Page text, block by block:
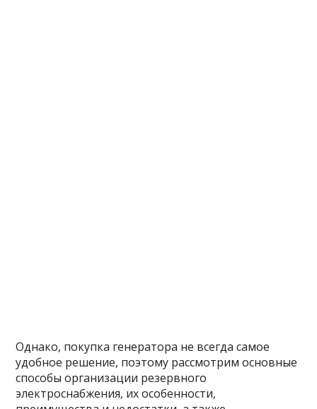
Однако, покупка генератора не всегда самое
удобное решение, поэтому рассмотрим основные
способы организации резервного
электроснабжения, их особенности,